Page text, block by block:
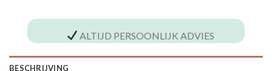
ALTIJD PERSOONLIJK ADVIES
BESCHRIJVING